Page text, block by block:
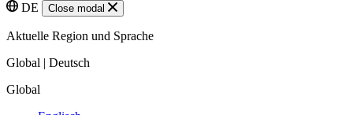
DE Close modal
Aktuelle Region und Sprache
Global | Deutsch
Global